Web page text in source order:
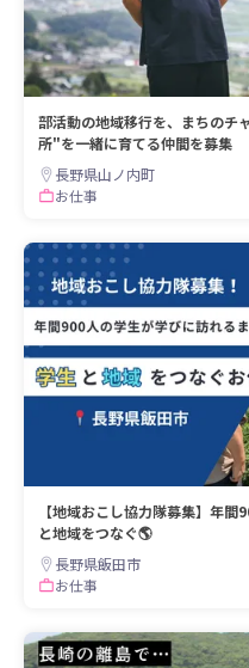
部活動の地域移行を、まちのチ
所"を一緒に育てる仲間を募集
長野県山ノ内町
お仕事
【地域おこし協力隊募集】年
と地域をつなぐ🌎
長野県飯田市
お仕事